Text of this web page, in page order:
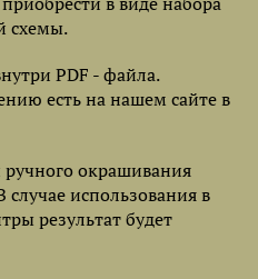
схемы.
PDF - файла.
есть на нашем сайте в
окрашивания
использования в
результат будет